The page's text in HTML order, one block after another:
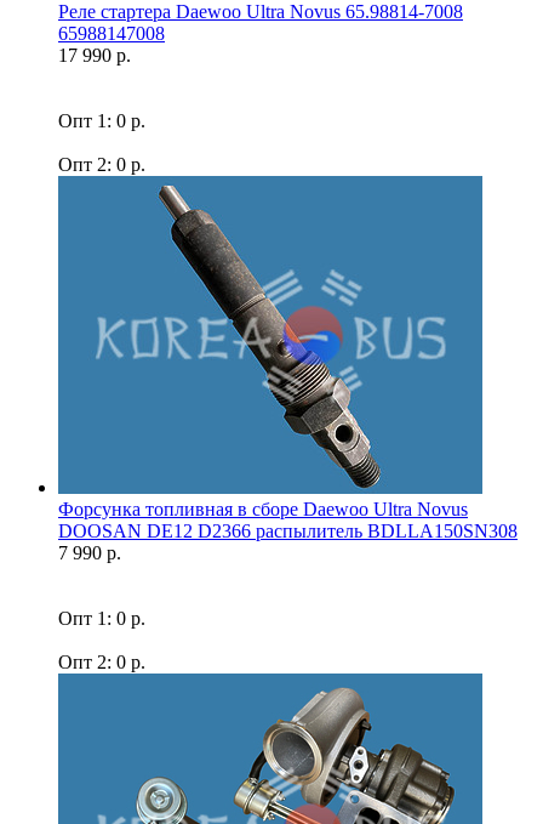
Реле стартера Daewoo Ultra Novus 65.98814-7008
65988147008
17 990 р.
Опт 1: 0 р.
Опт 2: 0 р.
Форсунка топливная в сборе Daewoo Ultra Novus
DOOSAN DE12 D2366 распылитель BDLLA150SN308
7 990 р.
Опт 1: 0 р.
Опт 2: 0 р.